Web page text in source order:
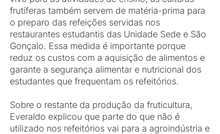
frutíferas também servem de matéria-prima para
o preparo das refeições servidas nos
restaurantes estudantis das Unidade Sede e São
Gonçalo. Essa medida é importante porque
reduz os custos com a aquisição de alimentos e
garante a segurança alimentar e nutricional dos
estudantes que frequentam os refeitórios.
Sobre o restante da produção da fruticultura,
Everaldo explicou que parte do que não é
utilizado nos refeitórios vai para a agroindústria e